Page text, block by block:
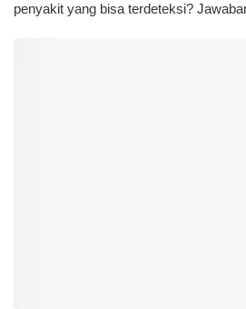
penyakit yang bisa terdeteksi?